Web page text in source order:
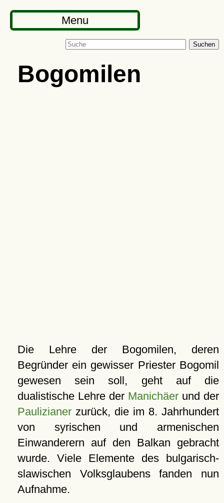
Menu
Suchen
Bogomilen
Die Lehre der Bogomilen, deren
Begründer ein gewisser Priester Bogomil
gewesen sein soll, geht auf die
dualistische Lehre der Manichäerund der
Paulizianerzurück, die im 8. Jahrhundert
von syrischen und armenischen
Einwanderern auf den Balkan gebracht
wurde. Viele Elemente des bulgarisch-
slawischen Volksglaubens fanden nun
Aufnahme.